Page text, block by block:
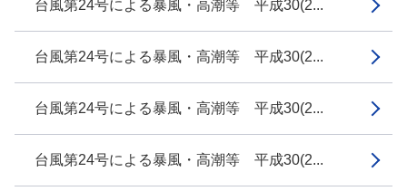
台風第24号による暴風・高潮等 平成30(2...
台風第24号による暴風・高潮等 平成30(2...
台風第24号による暴風・高潮等 平成30(2...
台風第24号による暴風・高潮等 平成30(2...